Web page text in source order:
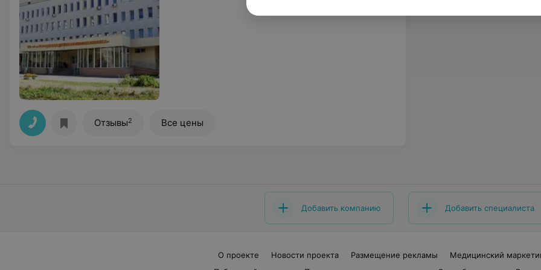
Отзывы2 Все цены
Добавить компанию Добавить специалиста
О проекте Новости проекта Размещение рекламы
Медицинский